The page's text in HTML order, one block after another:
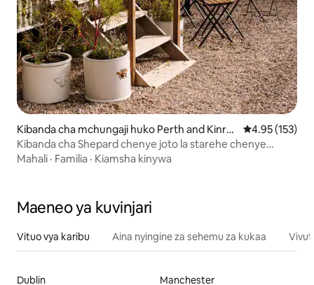
Kibanda cha mchungaji huko Perth and Kinros
s
Ukadiriaji wa
4.95 (153)
Kibanda cha Shepard chenye joto la starehe chenye
mandhari maridadi
Mahali · Familia · Kiamsha kinywa
Maeneo ya kuvinjari
Vituo vya karibu Aina nyingine za sehemu za kukaa
Dublin
Manchester